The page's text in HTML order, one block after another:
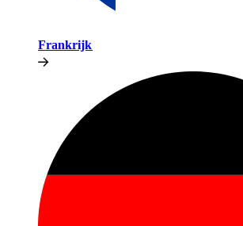
Frankrijk​​